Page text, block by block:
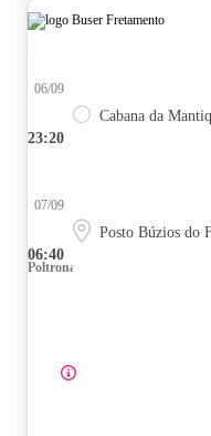
23:20
06/09
Cabana da
06:40
07/09
Posto Búzios do
Poltrona